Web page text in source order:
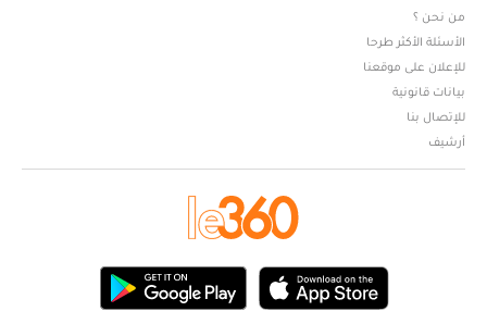
من نحن ؟
الأسئلة الأكثر طرحا
للإعلان على موقعنا
بيانات قانونية
للإتصال بنا
أرشيف